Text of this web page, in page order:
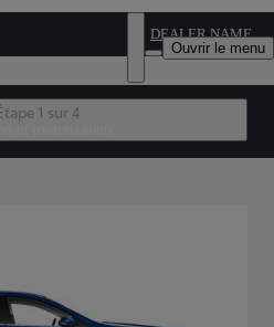
DEALER NAME
Ouvrir le menu
1 sur 4